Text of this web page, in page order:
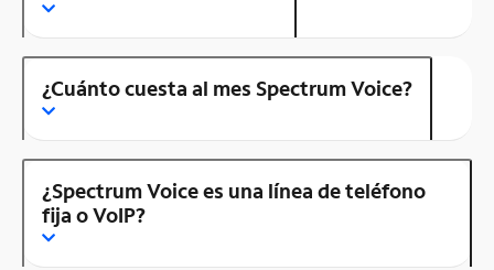
¿Cuánto cuesta al mes Spectrum Voice?
¿Spectrum Voice es una línea de teléfono
fija o VoIP?